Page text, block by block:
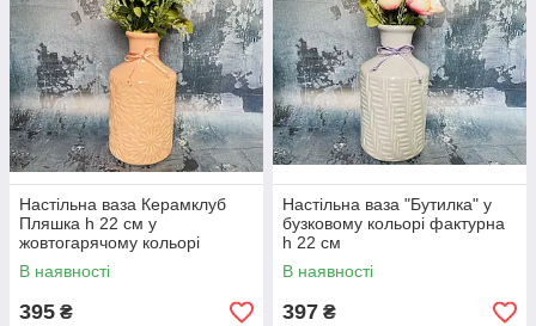
Настільна ваза Керамклуб
Пляшка h 22 см у
жовтогарячому кольорі
фактурна
В наявності
395 ₴
Настільна ваза "Бутилка" у
бузковому кольорі фактурна
h 22 см
В наявності
397 ₴